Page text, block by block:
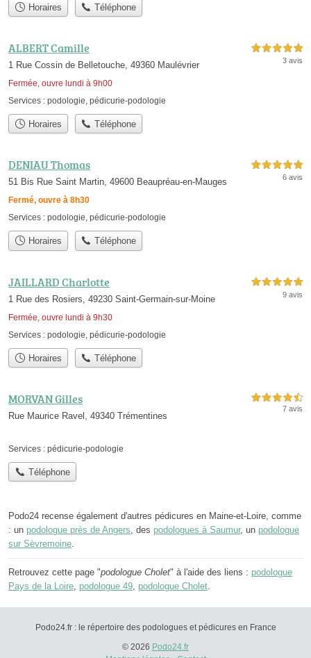
Horaires Téléphone
ALBERT Camille
1 Rue Cossin de Belletouche, 49360 Maulévrier
Fermée, ouvre lundi à 9h00
5,0 étoiles sur 5
3 avis
Services : podologie, pédicurie-podologie
Horaires Téléphone
DENIAU Thomas
51 Bis Rue Saint Martin, 49600 Beaupréau-en-Mauges
Fermé, ouvre à 8h30
5,0 étoiles sur 5
6 avis
Services : podologie, pédicurie-podologie
Horaires Téléphone
JAILLARD Charlotte
1 Rue des Rosiers, 49230 Saint-Germain-sur-Moine
Fermée, ouvre lundi à 9h30
5,0 étoiles sur 5
9 avis
Services : podologie pédicurie-podologie
Horaires Téléphone
MORVAN Gilles
Rue Maurice Ravel, 49340 Trémentines
4,5 étoiles sur 5
7 avis
Services : pédicurie-podologie
Téléphone
Podo24 recense également d'autres pédicures en Maine-et-Loire, comme
: un podologue près de Angers, des podologues à Saumur, un podologue
sur Sèvremoine.
Retrouvez cette page "podologue Cholet" à l'aide des liens : podologue
Pays de la Loire, podologue 49, podologue Cholet.
Podo24.fr : le répertoire des podologues et pédicures en France
© 2026 Podo24.fr